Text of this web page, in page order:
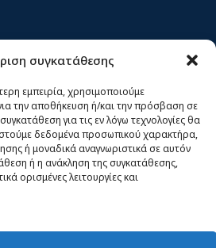
συγκατάθεσης
εμπειρία, χρησιμοποιούμε
την αποθήκευση ή/και την πρόσβαση σε
για τις εν λόγω τεχνολογίες θα
δεδομένα προσωπικού χαρακτήρα,
ή μοναδικά αναγνωριστικά σε αυτόν
ή η ανάκληση της συγκατάθεσης,
ορισμένες λειτουργίες και
αρχές & δράση